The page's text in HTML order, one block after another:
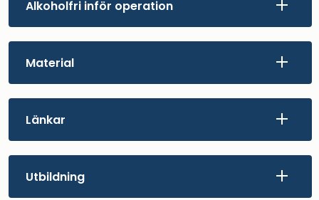
Alkoholfri inför operation
Material
Länkar
Utbildning